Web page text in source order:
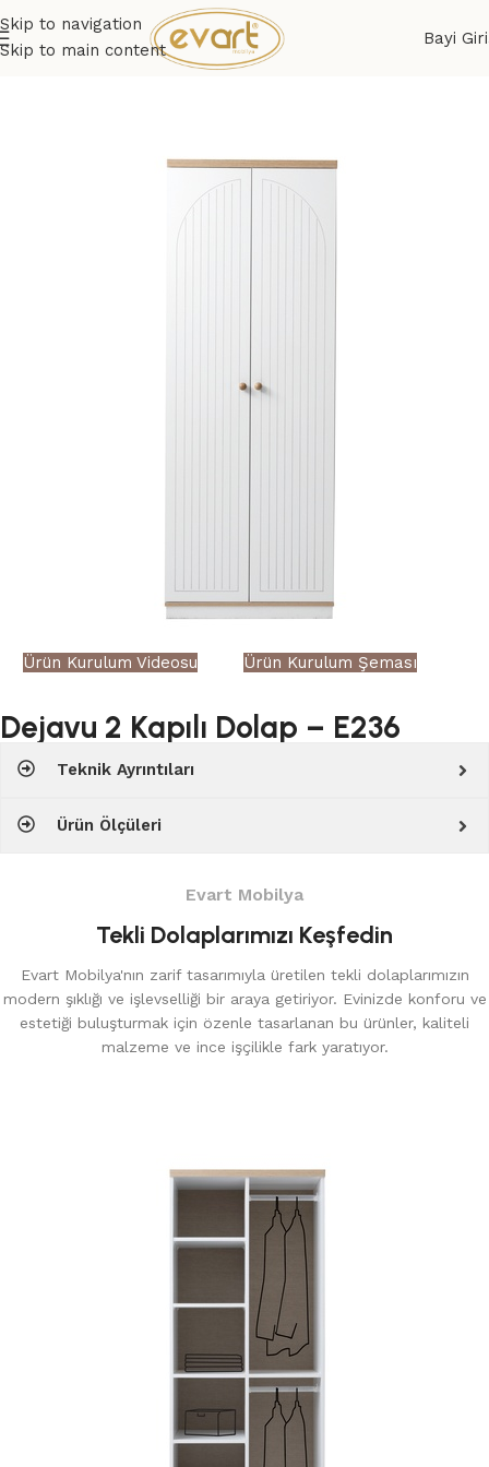
Skip to navigation
Skip to main content
Bayi
Ürün Kurulum Videosu Ürün Kurulum Şeması
Dejavu 2 Kapılı Dolap – E236
Teknik Ayrıntıları
Ürün Ölçüleri
Evart Mobilya
Tekli Dolaplarımızı Keşfedin
Evart Mobilya'nın zarif tasarımıyla üretilen tekli dolaplarımızın
modern şıklığı ve işlevselliği bir araya getiriyor. Evinizde konforu ve
estetiği buluşturmak için özenle tasarlanan bu ürünler, kaliteli
malzeme ve ince işçilikle fark yaratıyor.